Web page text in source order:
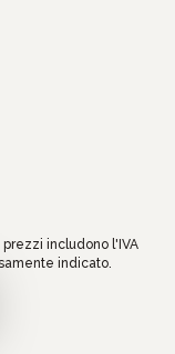
includono l'IVA
indicato.